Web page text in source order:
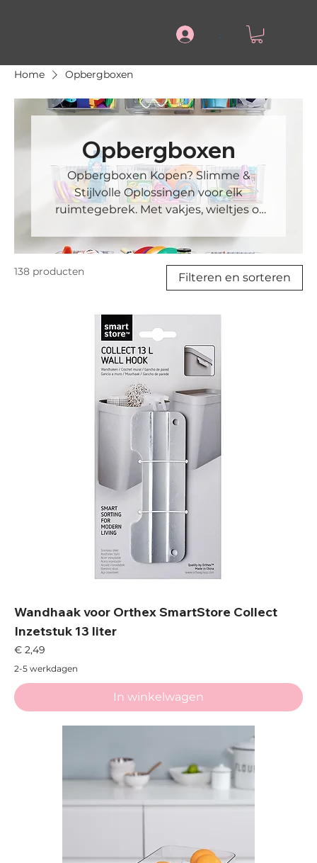
.
Home Opbergboxen
Opbergboxen
Opbergboxen Kopen? Slimme &
Stijlvolle Oplossingen voor elk
ruimtegebrek. Met vakjes, wieltjes of
slimme manier om orde te scheppen
opruimen niet alleen makkelijker,
maar ook mooier. Van houten bakken
de kledingkast of kinderkamer — je
vindt bij ons altijd een passende
oplossing. Of je nu klein woont of
gewoon meer overzicht wilt: een
goede opbergbox helpt je ruimte
optimaal te benutten. Kies uit
verschillende formaten en stijlen, met
of zonder deksel.
138 producten Filteren en sorteren
Wandhaak voor Orthex SmartStore Collect
Inzetstuk 13 liter
Prijs
€ 2,49
2-5 werkdagen
In winkelwagen